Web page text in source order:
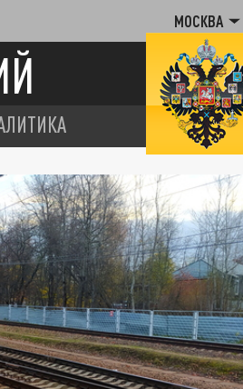
МОСКВА